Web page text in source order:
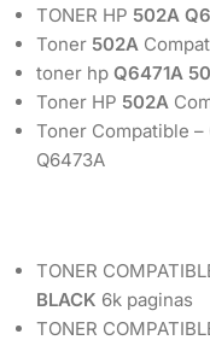
TONER HP 502A
Toner 502A
toner hp Q6471A
Toner HP 502A
Toner Compatible –
Q6473A
TONER
BLACK 6k paginas
TONER